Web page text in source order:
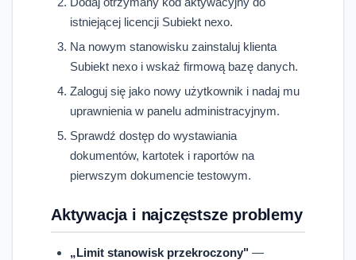
istniejącej licencji Subiekt nexo.
Na nowym stanowisku zainstaluj klienta
Subiekt nexo i wskaż firmową bazę danych.
Zaloguj się jako nowy użytkownik i nadaj mu
uprawnienia w panelu administracyjnym.
Sprawdź dostęp do wystawiania
dokumentów, kartotek i raportów na
pierwszym dokumencie testowym.
Aktywacja i najczęstsze problemy
„Limit stanowisk przekroczony" —